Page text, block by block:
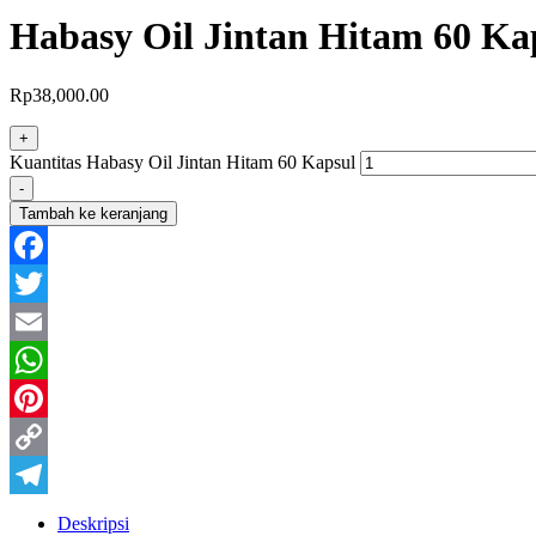
Habasy Oil Jintan Hitam 60
Rp38,000.00
+
Kuantitas Habasy Oil Jintan Hitam 60 Kapsul
-
Tambah ke keranjang
Facebook
Twitter
Email
WhatsApp
Pinterest
Copy
Telegram
Deskripsi